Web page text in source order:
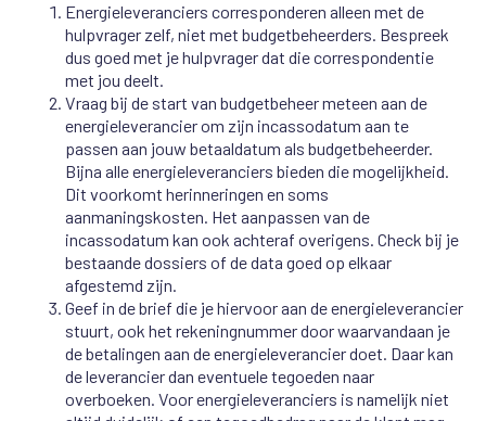
Energieleveranciers corresponderen alleen met de
hulpvrager zelf, niet met budgetbeheerders. Bespreek
dus goed met je hulpvrager dat die correspondentie
met jou deelt.
Vraag bij de start van budgetbeheer meteen aan de
energieleverancier om zijn incassodatum aan te
passen aan jouw betaaldatum als budgetbeheerder.
Bijna alle energieleveranciers bieden die mogelijkheid.
Dit voorkomt herinneringen en soms
aanmaningskosten. Het aanpassen van de
incassodatum kan ook achteraf overigens. Check bij je
bestaande dossiers of de data goed op elkaar
afgestemd zijn.
Geef in de brief die je hiervoor aan de energieleverancier
stuurt, ook het rekeningnummer door waarvandaan je
de betalingen aan de energieleverancier doet. Daar kan
de leverancier dan eventuele tegoeden naar
overboeken. Voor energieleveranciers is namelijk niet